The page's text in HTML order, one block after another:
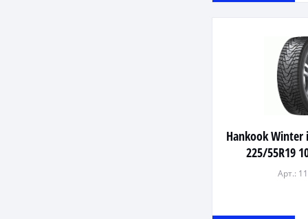
Hankook Winter
225/55R19
Арт.: